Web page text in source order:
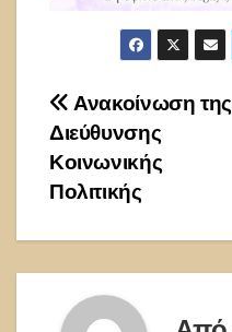
Πλοήγηση
άρθρων
Ανακοίνωση της
Διεύθυνσης
Κοινωνικής
Πολιτικής